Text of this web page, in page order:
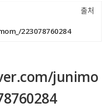
출처
223078760284
junimo